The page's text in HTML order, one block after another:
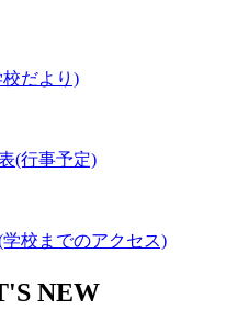
だより)
(行事予定)
校までのアクセス)
NEW